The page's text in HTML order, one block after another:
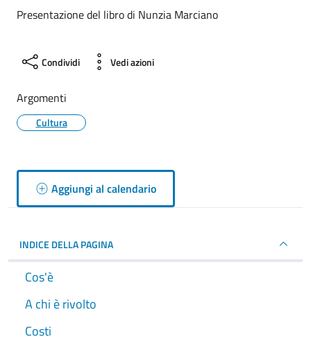
Presentazione del libro di Nunzia Marciano
Condividi Vedi azioni
Argomenti
Cultura
Aggiungi al calendario
INDICE DELLA PAGINA
Cos'è
A chi è rivolto
Costi